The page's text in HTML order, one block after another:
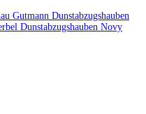
Gutmann Dunstabzugshauben
Dunstabzugshauben Novy